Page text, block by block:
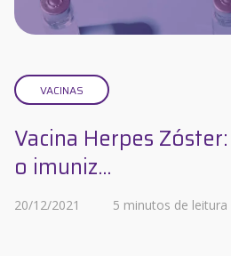
VACINAS
Vacina Herpes
o imuniz...
20/12/2021 5 minutos de leitura